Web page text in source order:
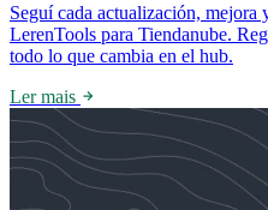
Seguí cada actualización, mejora
LerenTools para Tiendanube.
todo lo que cambia en el hub.
Ler mais